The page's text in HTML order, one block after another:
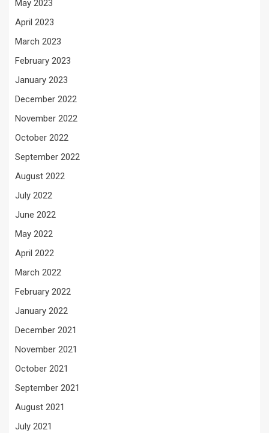
May 2023
April 2023
March 2023
February 2023
January 2023
December 2022
November 2022
October 2022
September 2022
August 2022
July 2022
June 2022
May 2022
April 2022
March 2022
February 2022
January 2022
December 2021
November 2021
October 2021
September 2021
August 2021
July 2021